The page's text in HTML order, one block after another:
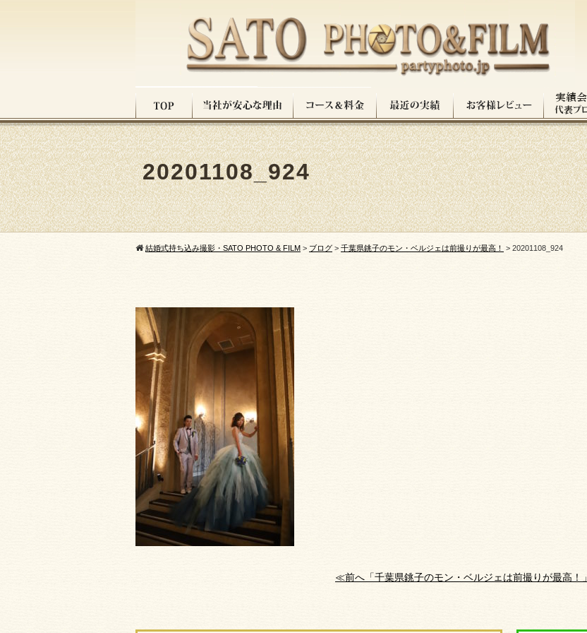
20201108_924
結婚式持ち込み撮影・SATO PHOTO & FILM > ブログ > 千葉県銚子のモン・ベルジェは前撮りが最高！ > 20201108_924
≪前へ「千葉県銚子のモン・ベルジェは前撮りが最高！」